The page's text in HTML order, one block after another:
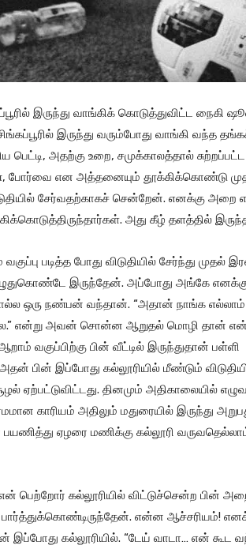
இருந்து வாங்கிக் கொடுத்துவிட்ட நைகி
இருந்து வரும்போது வாங்கி வந்த
பெட்டி, அதற்கு உறை, சமுக்காலத்தால் சுற்றப்பட்ட
என அத்தனையும் தூக்கிக்கொண்டு
சேர்வதற்காகச் சென்றேன். எனக்கு அறை
அது கீழ் தளத்தில்
படித்த போது விடுதியில் சேர்ந்து முதல்
இருந்தேன். அப்போது அங்கே
ஒரு நண்பன் வந்தான். “அதான் நாங்க எல்லாம்
என்று அவன் சொன்ன ஆறுதல் மொழி தான்
வகுப்பிற்கு பின் வீட்டில் இருந்துதான் பள்ளி
பின் இப்போது கல்லூரியில் மீண்டும்
ஏற்பட்டுவிட்டது. தினமும் அதிகாலையில்
காரியம் அதிலும் மதுரையில் இருந்து
ஏழரை மணிக்கு கல்லூரி வருவதெல்லாம்
பெற்றோர் கல்லூரியில் விட்டுச்சென்ற பின்
பார்த்துக்கொண்டிருந்தேன். என்ன ஆச்சரியம்!
கல்லூரியில். “டேய் வாடா… என்